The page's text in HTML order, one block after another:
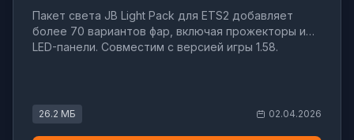
Пакет света JB Light Pack для ETS2 добавляет
более 70 вариантов фар, включая прожекторы и
LED-панели. Совместим с версией игры 1.58.
26.2 МБ 02.04.2026